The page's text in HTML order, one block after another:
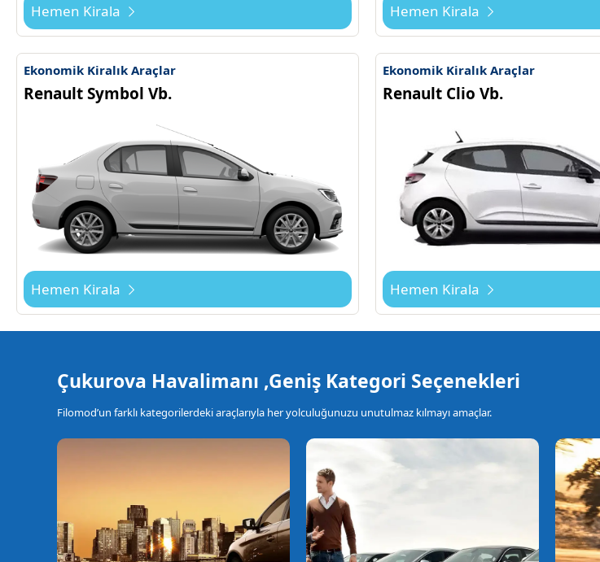
Hemen Kirala Hemen Kirala
Ekonomik Kiralık Araçlar
Renault Symbol Vb.
Hemen Kirala
Ekonomik Kiralık Araçlar
Renault Clio Vb.
Hemen Kirala
Çukurova Havalimanı ,Geniş Kategori Seçenekleri
Filomod’un farklı kategorilerdeki araçlarıyla her yolculuğunuzu unutulmaz kılmayı amaçlar.